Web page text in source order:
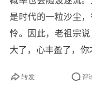
五 导向和教育
第二章 群体观点的
二 幻象
是时代的一粒沙尘
怜。因此，老祖宗
大了，心丰盈了，你
转发 评